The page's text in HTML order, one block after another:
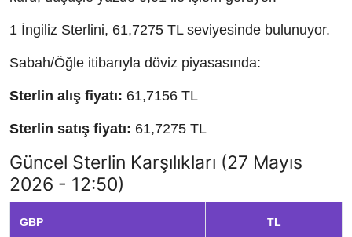
1 İngiliz Sterlini, 61,7275 TL seviyesinde bulunuyor.
Sabah/Öğle itibarıyla döviz piyasasında:
Sterlin alış fiyatı: 61,7156 TL
Sterlin satış fiyatı: 61,7275 TL
Güncel Sterlin Karşılıkları (27 Mayıs
2026 - 12:50)
GBP TL